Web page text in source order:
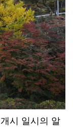
시 일시의 알